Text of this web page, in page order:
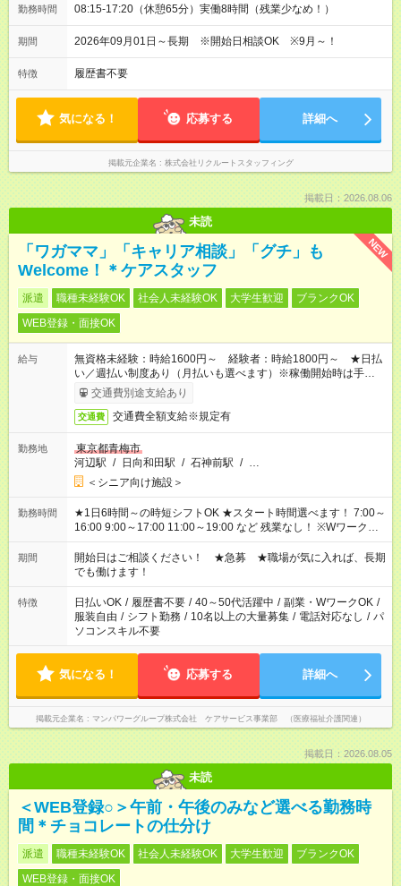
勤務時間 08:15-17:20（休憩65分）実働8時間（残業少なめ！）
期間 2026年09月01日～長期 ※開始日相談OK ※9月～！
特徴 履歴書不要
気になる！ 応募する 詳細へ
掲載元企業名 株式会社リクルートスタッフィング
掲載日：2026.08.06
未読
NEW
「ワガママ」「キャリア相談」「グチ」も
Welcome！＊ケアスタッフ
派遣 職種未経験OK 社会人未経験OK 大学生歓迎
ブランクOK
WEB登録・面接OK
給与
無資格未経験：時給1600円～ 経験者：時給1800円～ ★日払
い／週払い制度あり（月払いも選べます）※稼働開始時は手続き
完了次第のお支払いとなります。
交通費別途支給あり
交通費 交通費全額支給※規定有
勤務地
東京都青梅市
河辺駅 / 日向和田駅 / 石神前駅 / …
＜シニア向け施設＞
勤務時間
★1日6時間～の時短シフトOK ★スタート時間選べます！ 7:00～
16:00 9:00～17:00 11:00～19:00 など 残業なし！ ※Wワークの
場合、他のお仕事と合わせ週40時間超の就業はご案内できませ
ん ※法令に基づき、週20時間以上勤務は社会保険への加入対象
となります ※労働者派遣法（日雇い派遣の原則禁止）により、
短時間・短期間の就業はご案内が難しい場合があります
期間
開始日はご相談ください！ ★急募 ★職場が気に入れば、長期
でも働けます！
特徴 日払いOK / 履歴書不要 / 40～50代活躍中 / 副業・WワークOK /
服装自由 / シフト勤務 / 10名以上の大量募集 / 電話対応なし / パ
ソコンスキル不要
気になる！ 応募する 詳細へ
掲載元企業名 マンパワーグループ株式会社 ケアサービス事業部 （医療福祉介護関連）
掲載日：2026.08.05
未読
＜WEB登録○＞午前・午後のみなど選べる勤務時
間＊チョコレートの仕分け
派遣 職種未経験OK 社会人未経験OK 大学生歓迎
ブランクOK
WEB登録・面接OK